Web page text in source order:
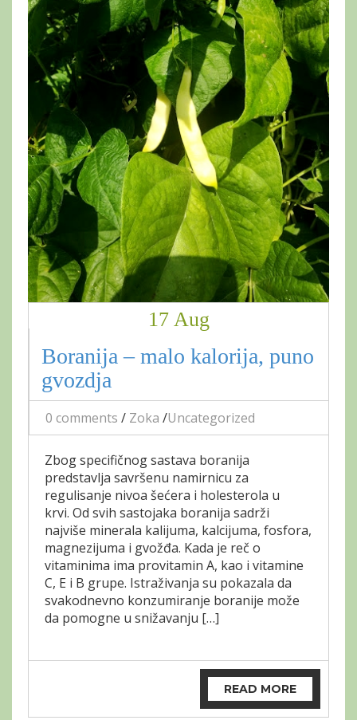
17 Aug
Boranija – malo kalorija, puno
gvozdja
0 comments / Zoka /Uncategorized
Zbog specifičnog sastava boranija
predstavlja savršenu namirnicu za
regulisanje nivoa šećera i holesterola u
krvi. Od svih sastojaka boranija sadrži
najviše minerala kalijuma, kalcijuma, fosfora,
magnezijuma i gvožđa. Kada je reč o
vitaminima ima provitamin A, kao i vitamine
C, E i B grupe. Istraživanja su pokazala da
svakodnevno konzumiranje boranije može
da pomogne u snižavanju […]
READ MORE